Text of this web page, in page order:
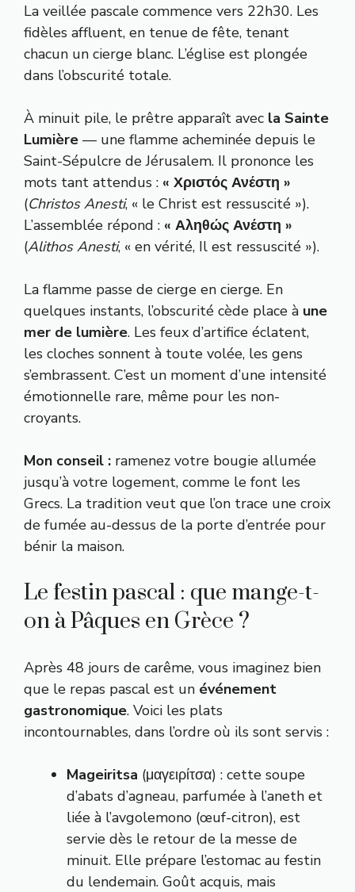
La veillée pascale commence vers 22h30. Les
fidèles affluent, en tenue de fête, tenant
chacun un cierge blanc. L’église est plongée
dans l’obscurité totale.
À minuit pile, le prêtre apparaît avec la Sainte
Lumière — une flamme acheminée depuis le
Saint-Sépulcre de Jérusalem. Il prononce les
mots tant attendus : « Χριστός Ανέστη »
(Christos Anesti, « le Christ est ressuscité »).
L’assemblée répond : « Αληθώς Ανέστη »
(Alithos Anesti, « en vérité, Il est ressuscité »).
La flamme passe de cierge en cierge. En
quelques instants, l’obscurité cède place à une
mer de lumière. Les feux d’artifice éclatent,
les cloches sonnent à toute volée, les gens
s’embrassent. C’est un moment d’une intensité
émotionnelle rare, même pour les non-
croyants.
Mon conseil : ramenez votre bougie allumée
jusqu’à votre logement, comme le font les
Grecs. La tradition veut que l’on trace une croix
de fumée au-dessus de la porte d’entrée pour
bénir la maison.
Le festin pascal : que mange-t-
on à Pâques en Grèce ?
Après 48 jours de carême, vous imaginez bien
que le repas pascal est un événement
gastronomique. Voici les plats
incontournables, dans l’ordre où ils sont servis :
Mageiritsa (μαγειρίτσα) : cette soupe
d’abats d’agneau, parfumée à l’aneth et
liée à l’avgolemono (œuf-citron), est
servie dès le retour de la messe de
minuit. Elle prépare l’estomac au festin
du lendemain. Goût acquis, mais